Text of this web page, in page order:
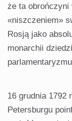
że ta obrończyni
«niszczeniem»
Rosją jako
monarchii
16 grudnia 1792
Petersburgu